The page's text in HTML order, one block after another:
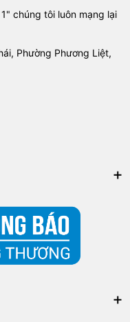
chúng tôi luôn mạng lại
Phường Phương Liệt,